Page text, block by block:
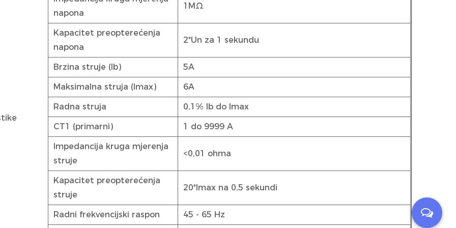
napona
1MΩ
Kapacitet preopterećenja
napona
2*Un za 1 sekundu
Brzina struje (Ib) 5A
Maksimalna struja (Imax) 6A
Radna struja 0,1% Ib do Imax
CT1 (primarni) 1 do 9999 A
Impedancija kruga mjerenja
struje
<0,01 ohma
Kapacitet preopterećenja
struje
20*Imax na 0,5 sekundi
Radni frekvencijski raspon 45 - 65 Hz